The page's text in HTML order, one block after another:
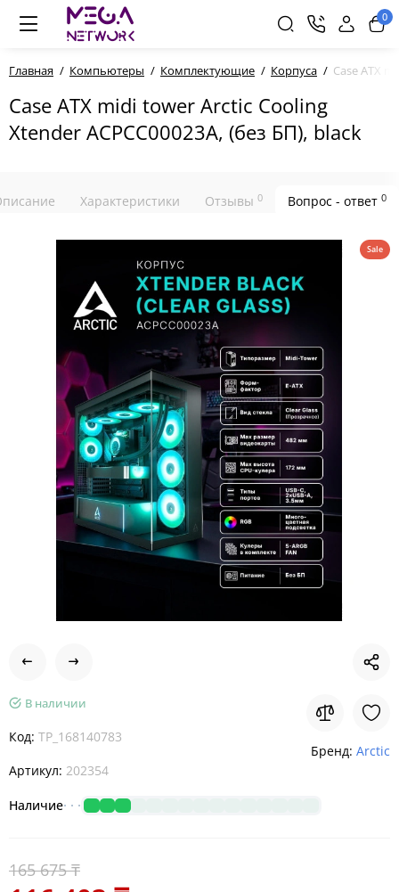
0
Главная Компьютеры Комплектующие Корпуса Case ATX
Case ATX midi tower Arctic Cooling
Xtender ACPCC00023A, (без БП), black
Характеристики Отзывы 0 Вопрос - ответ 0
Sale
В наличии
Код: TP_168140783
Артикул: 202354
Наличие
Бренд: Arctic
165 675 ₸